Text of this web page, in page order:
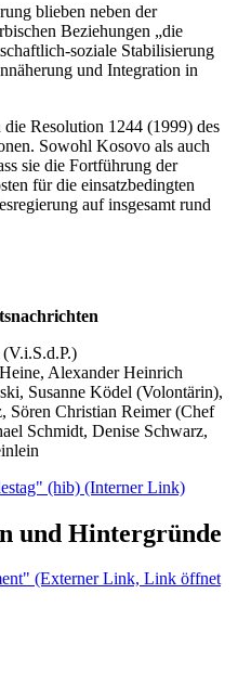
blieben neben der
Beziehungen „die
soziale Stabilisierung
und Integration in
Resolution 1244 (1999) des
Sowohl Kosovo als auch
sie die Fortführung der
für die einsatzbedingten
auf insgesamt rund
Alexander Heinrich
Susanne Ködel (Volontärin),
Sören Christian Reimer (Chef
Schmidt, Denise Schwarz,
(hib) (Interner Link)
und Hintergründe
(Externer Link, Link öffnet